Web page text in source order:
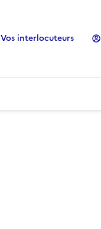
Vos interlocuteurs